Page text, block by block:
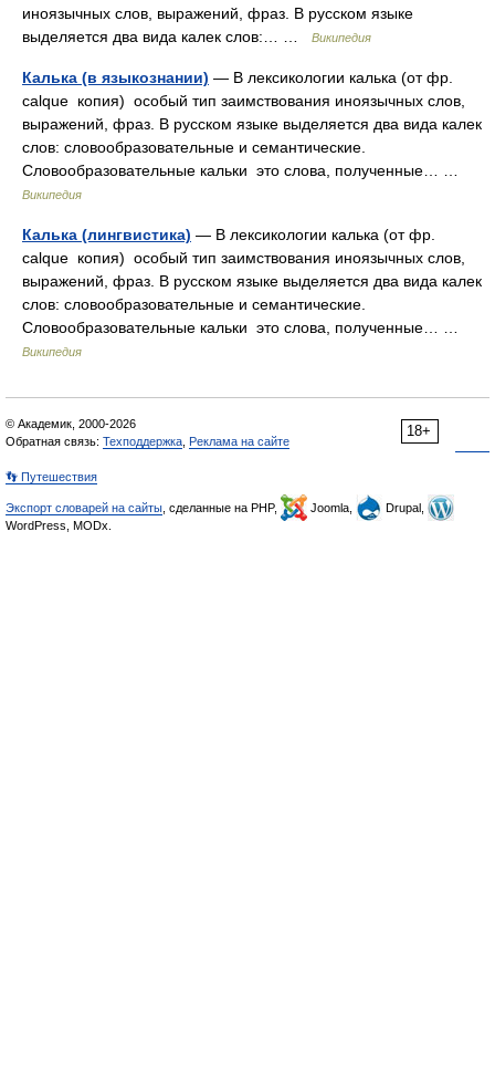
иноязычных слов, выражений, фраз. В русском языке
выделяется два вида калек слов:… …
Википедия
Калька (в языкознании) — В лексикологии калька (от фр.
calque копия) особый тип заимствования иноязычных слов,
выражений, фраз. В русском языке выделяется два вида калек
слов: словообразовательные и семантические.
Словообразовательные кальки это слова, полученные… …
Википедия
Калька (лингвистика) — В лексикологии калька (от фр.
calque копия) особый тип заимствования иноязычных слов,
выражений, фраз. В русском языке выделяется два вида калек
слов: словообразовательные и семантические.
Словообразовательные кальки это слова, полученные… …
Википедия
18+
© Академик, 2000-2026
Обратная связь: Техподдержка Реклама на сайте
👣 Путешествия
Экспорт словарей на сайты , сделанные на PHP, Joomla,
Drupal,
WordPress, MODx.